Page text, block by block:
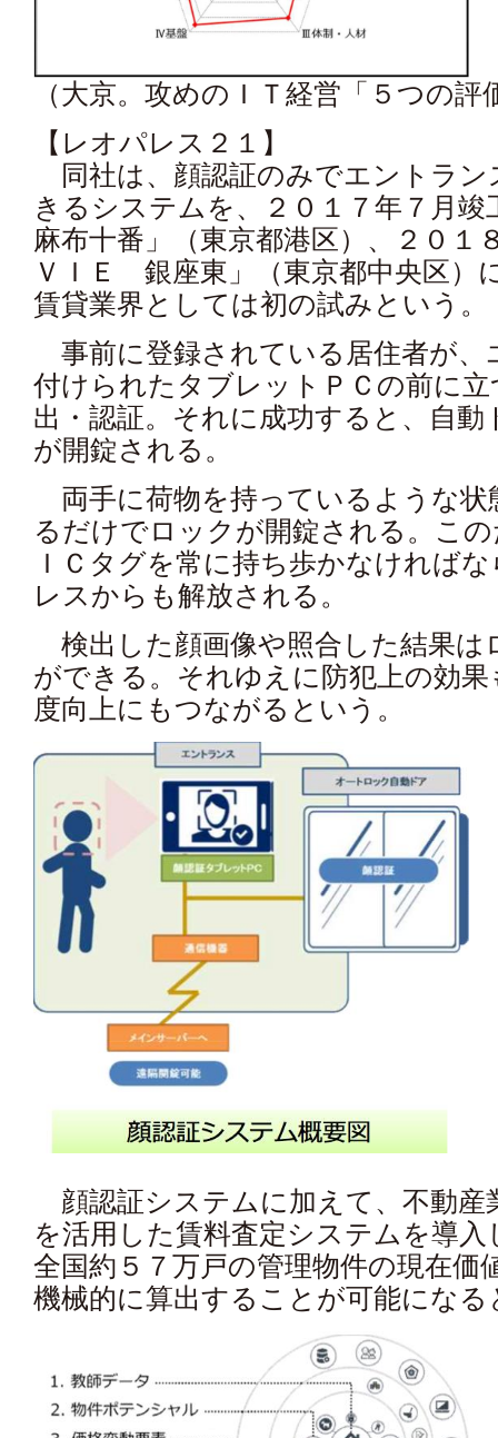
（大京。攻めのＩＴ経営「５つの評
【レオパレス２１】
同社は、顔認証のみでエントラン
きるシステムを、２０１７年７月
麻布十番」（東京都港区）、２０１
ＶＩＥ 銀座東」（東京都中央区）
賃貸業界としては初の試みという。
事前に登録されている居住者が、
付けられたタブレットＰＣの前に
出・認証。それに成功すると、自
が開錠される。
両手に荷物を持っているような状
るだけでロックが開錠される。こ
ＩＣタグを常に持ち歩かなければ
レスからも解放される。
検出した顔画像や照合した結果は
ができる。それゆえに防犯上の効
度向上にもつながるという。
顔認証システムに加えて、不動産
を活用した賃料査定システムを導
全国約５７万戸の管理物件の現在価
機械的に算出することが可能になる